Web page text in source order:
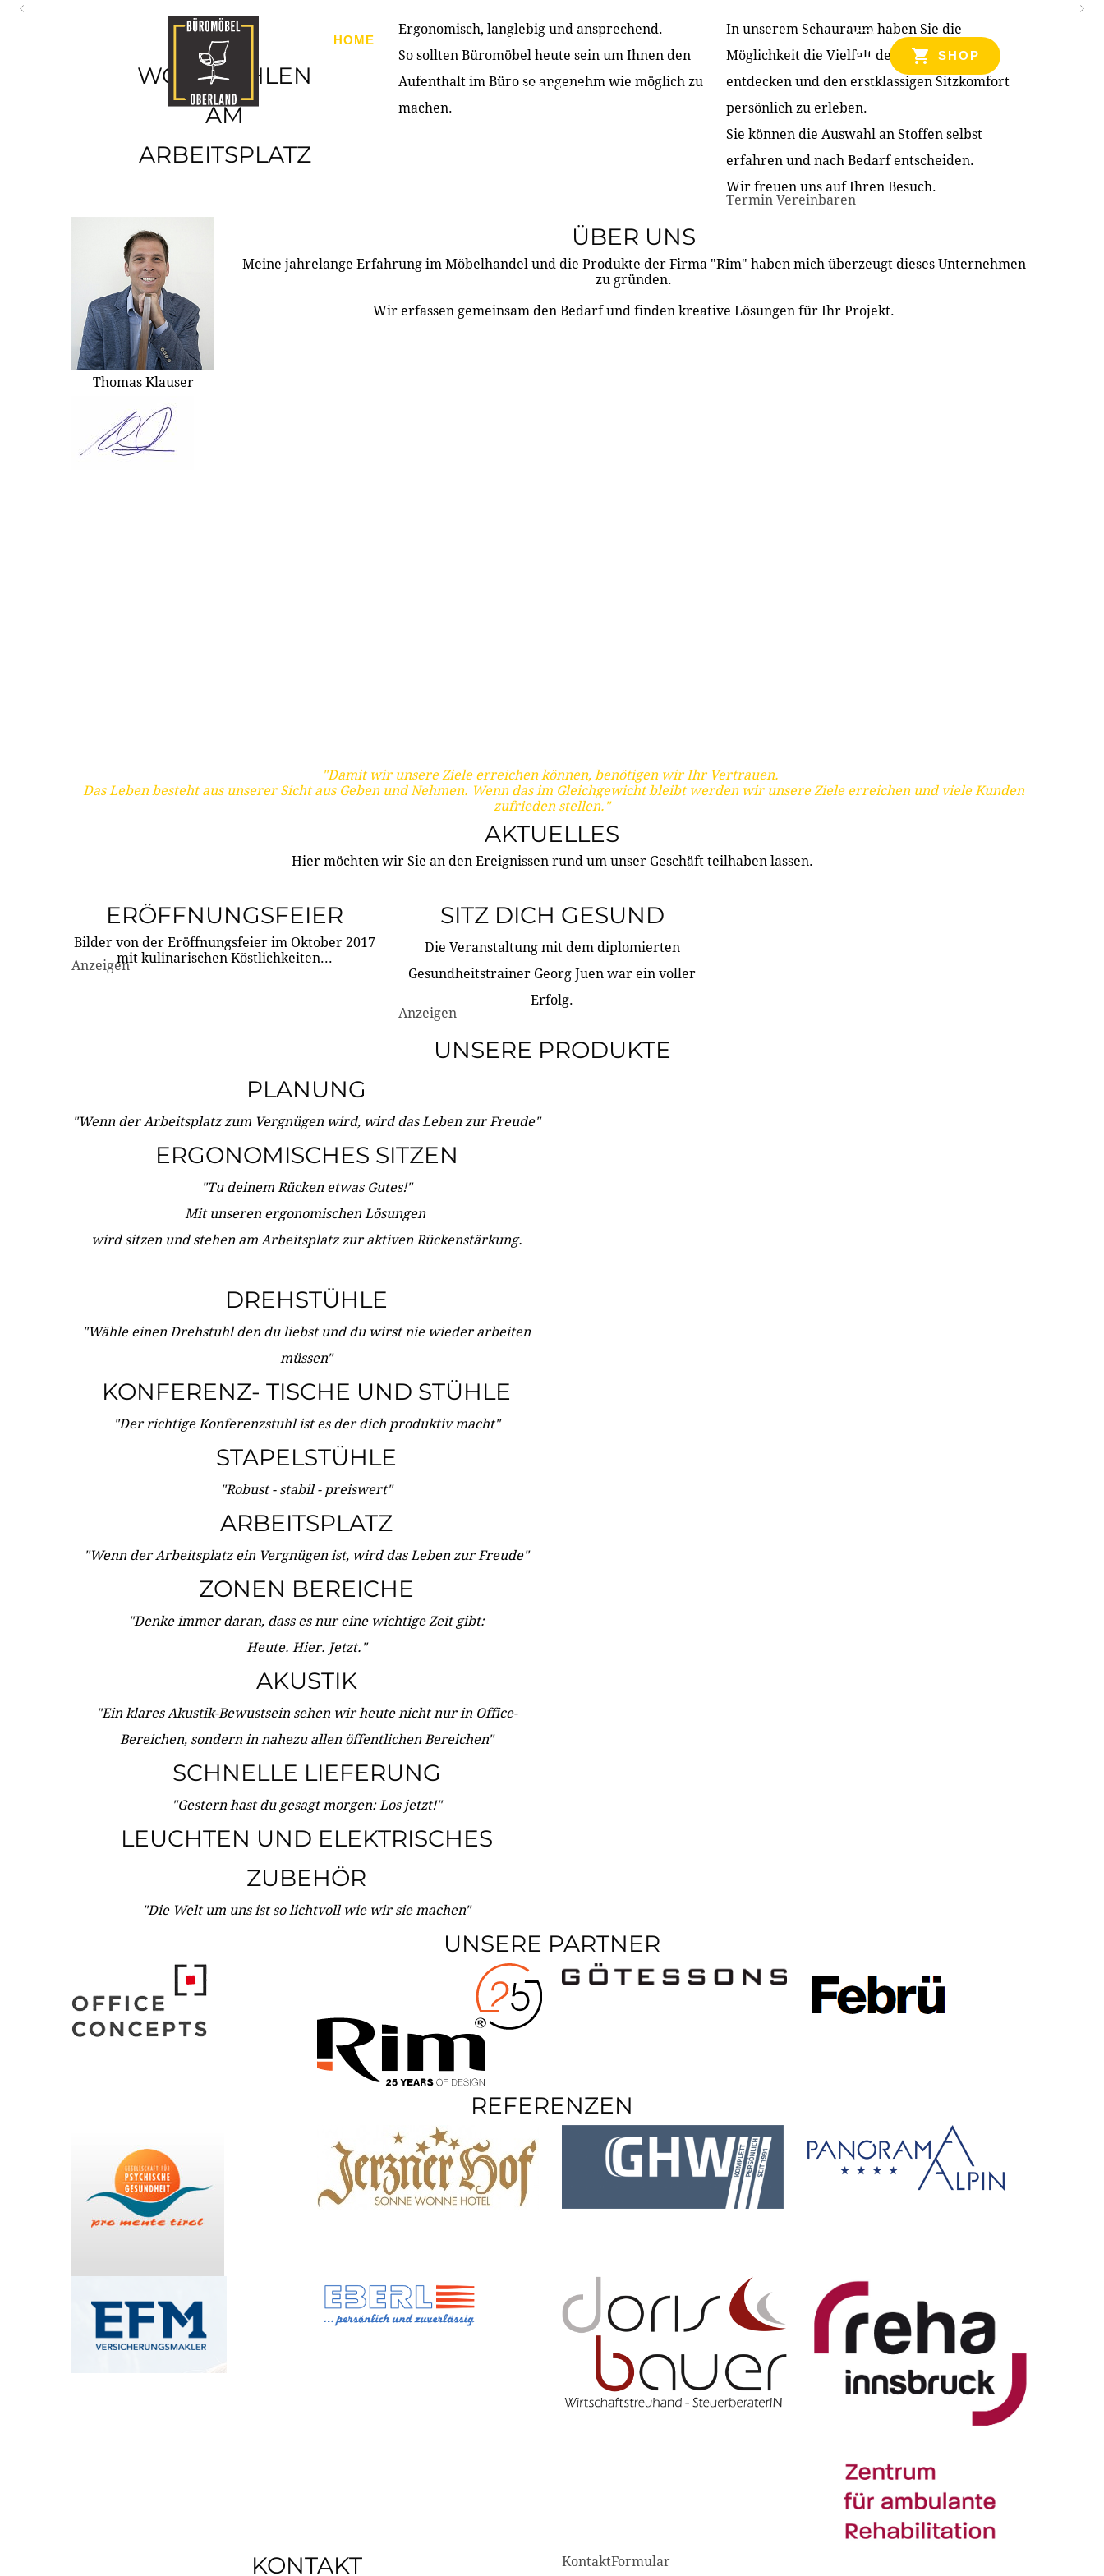
HOME PRODUKTE ÜBER UNS PARTNER & REFERENZEN
KONTAKT
SHOP
WOHLFÜHLEN
AM
ARBEITSPLATZ
Ergonomisch, langlebig und ansprechend.
So sollten Büromöbel heute sein um Ihnen den
Aufenthalt im Büro so angenehm wie möglich zu
machen.
In unserem Schauraum haben Sie die
Möglichkeit die Vielfalt der Produkte zu
entdecken und den erstklassigen Sitzkomfort
persönlich zu erleben.
Sie können die Auswahl an Stoffen selbst
erfahren und nach Bedarf entscheiden.
Wir freuen uns auf Ihren Besuch.
Termin Vereinbaren
Thomas Klauser
ÜBER UNS
Meine jahrelange Erfahrung im Möbelhandel und die Produkte der Firma "Rim" haben mich überzeugt dieses Unternehmen
zu gründen.
Wir erfassen gemeinsam den Bedarf und finden kreative Lösungen für Ihr Projekt.
"Damit wir unsere Ziele erreichen können, benötigen wir Ihr Vertrauen.
Das Leben besteht aus unserer Sicht aus Geben und Nehmen. Wenn das im Gleichgewicht bleibt werden wir unsere Ziele erreichen und viele Kunden
zufrieden stellen."
AKTUELLES
Hier möchten wir Sie an den Ereignissen rund um unser Geschäft teilhaben lassen.
ERÖFFNUNGSFEIER
Bilder von der Eröffnungsfeier im Oktober 2017
mit kulinarischen Köstlichkeiten...
Anzeigen
SITZ DICH GESUND
Die Veranstaltung mit dem diplomierten
Gesundheitstrainer Georg Juen war ein voller
Erfolg.
Anzeigen
UNSERE PRODUKTE
PLANUNG
"Wenn der Arbeitsplatz zum Vergnügen wird, wird das Leben zur Freude"
ERGONOMISCHES SITZEN
"Tu deinem Rücken etwas Gutes!"
Mit unseren ergonomischen Lösungen
wird sitzen und stehen am Arbeitsplatz zur aktiven Rückenstärkung.
DREHSTÜHLE
"Wähle einen Drehstuhl den du liebst und du wirst nie wieder arbeiten
müssen"
KONFERENZ- TISCHE UND STÜHLE
"Der richtige Konferenzstuhl ist es der dich produktiv macht"
STAPELSTÜHLE
"Robust - stabil - preiswert"
ARBEITSPLATZ
"Wenn der Arbeitsplatz ein Vergnügen ist, wird das Leben zur Freude"
ZONEN BEREICHE
"Denke immer daran, dass es nur eine wichtige Zeit gibt:
Heute. Hier. Jetzt."
AKUSTIK
"Ein klares Akustik-Bewustsein sehen wir heute nicht nur in Office-
Bereichen, sondern in nahezu allen öffentlichen Bereichen"
SCHNELLE LIEFERUNG
"Gestern hast du gesagt morgen: Los jetzt!"
LEUCHTEN UND ELEKTRISCHES
ZUBEHÖR
"Die Welt um uns ist so lichtvoll wie wir sie machen"
UNSERE PARTNER
REFERENZEN
KONTAKT KontaktFormular